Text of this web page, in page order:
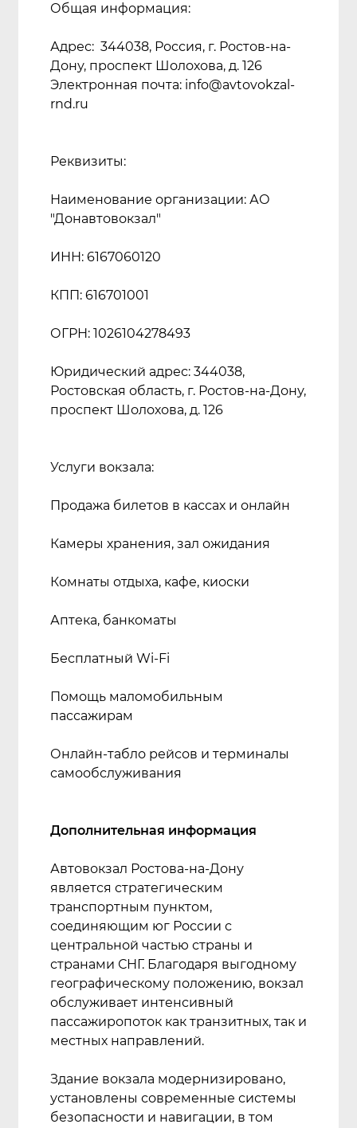
Общая информация:
Адрес: 344038, Россия, г. Ростов-на-
Дону, проспект Шолохова, д. 126
Электронная почта: info@avtovokzal-
rnd.ru
Реквизиты:
Наименование организации: АО
"Донавтовокзал"
ИНН: 6167060120
КПП: 616701001
ОГРН: 1026104278493
Юридический адрес: 344038,
Ростовская область, г. Ростов-на-Дону,
проспект Шолохова, д. 126
Услуги вокзала:
Продажа билетов в кассах и онлайн
Камеры хранения, зал ожидания
Комнаты отдыха, кафе, киоски
Аптека, банкоматы
Бесплатный Wi-Fi
Помощь маломобильным
пассажирам
Онлайн-табло рейсов и терминалы
самообслуживания
Дополнительная информация
Автовокзал Ростова-на-Дону
является стратегическим
транспортным пунктом,
соединяющим юг России с
центральной частью страны и
странами СНГ. Благодаря выгодному
географическому положению, вокзал
обслуживает интенсивный
пассажиропоток как транзитных, так и
местных направлений.
Здание вокзала модернизировано,
установлены современные системы
безопасности и навигации, в том